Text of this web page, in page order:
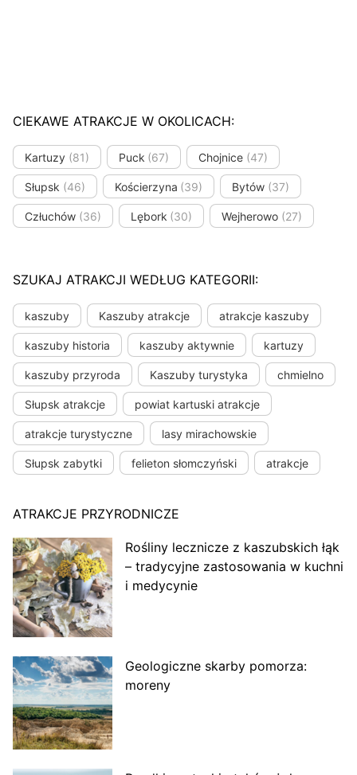
CIEKAWE ATRAKCJE W OKOLICACH:
Kartuzy (81) Puck (67) Chojnice (47)
Słupsk (46) Kościerzyna (39) Bytów (37)
Człuchów (36) Lębork (30) Wejherowo (27)
SZUKAJ ATRAKCJI WEDŁUG KATEGORII:
kaszuby Kaszuby atrakcje atrakcje kaszuby
kaszuby historia kaszuby aktywnie kartuzy
kaszuby przyroda Kaszuby turystyka chmielno
Słupsk atrakcje powiat kartuski atrakcje
atrakcje turystyczne lasy mirachowskie
Słupsk zabytki felieton słomczyński atrakcje
ATRAKCJE PRZYRODNICZE
Rośliny lecznicze z kaszubskich łąk
– tradycyjne zastosowania w kuchni
i medycynie
Geologiczne skarby pomorza:
moreny